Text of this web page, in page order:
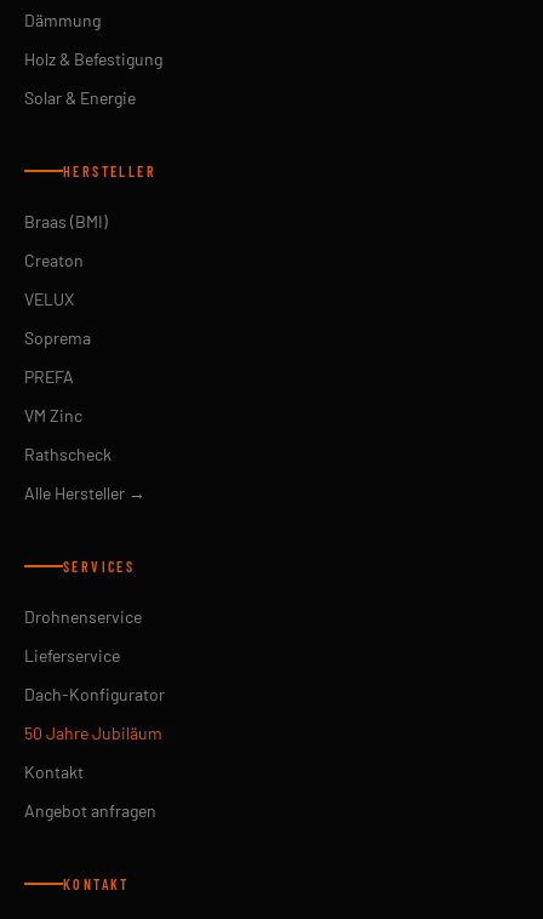
Dämmung
Holz & Befestigung
Solar & Energie
HERSTELLER
Braas (BMI)
Creaton
VELUX
Soprema
PREFA
VM Zinc
Rathscheck
Alle Hersteller →
SERVICES
Drohnenservice
Lieferservice
Dach-Konfigurator
50 Jahre Jubiläum
Kontakt
Angebot anfragen
KONTAKT